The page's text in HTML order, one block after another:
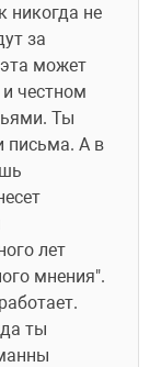
никогда не
за
может
честном
Ты
письма. А в
лет
мнения".
ты